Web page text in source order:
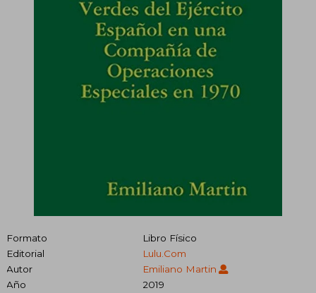
Formato
Libro Físico
Editorial
Lulu.Com
Autor
Emiliano Martin
Año
2019